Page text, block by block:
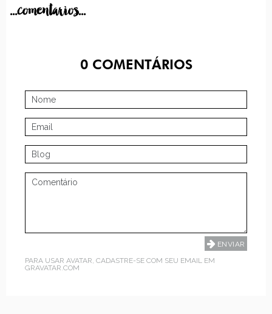
...comentarios...
0COMENTÁRIOS
PARA USAR AVATAR, CADASTRE-SE COM SEU EMAIL EM
GRAVATAR.COM